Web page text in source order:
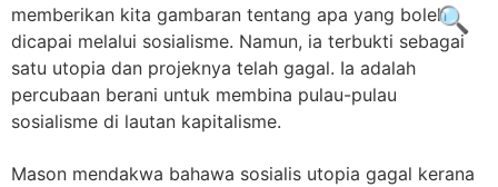
🔍
memberikan kita gambaran tentang apa yang boleh
dicapai melalui sosialisme. Namun, ia terbukti sebagai
satu utopia dan projeknya telah gagal. Ia adalah
percubaan berani untuk membina pulau-pulau
sosialisme di lautan kapitalisme.
Mason mendakwa bahawa sosialis utopia gagal kerana